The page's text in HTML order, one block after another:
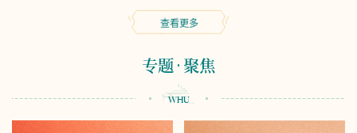
查看更多
专题 聚焦